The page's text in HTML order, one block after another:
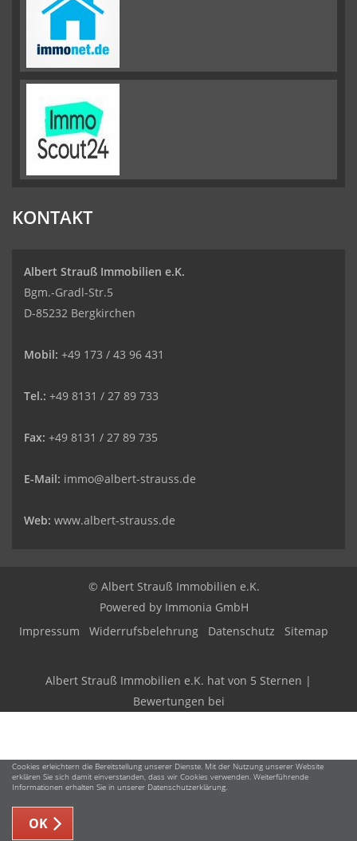
Cookies erleichtern die Bereitstellung unserer Dienste. Mit der Nutzung unserer Website
erklären Sie sich damit einverstanden, dass wir Cookies verwenden. Weiterführende
Informationen erhalten Sie in unserer Datenschutzerklärung.
OK
KONTAKT
Albert Strauß Immobilien e.K.
Bgm.-Gradl-Str.5
D-85232 Bergkirchen
Mobil: +49 173 / 43 96 431
Tel.: +49 8131 / 27 89 733
Fax: +49 8131 / 27 89 735
E-Mail: immo@albert-strauss.de
Web: www.albert-strauss.de
© Albert Strauß Immobilien e.K.
Powered by Immonia GmbH
Impressum
Widerrufsbelehrung Datenschutz Sitemap
Albert Strauß Immobilien e.K. hat von 5 Sternen |
Bewertungen bei